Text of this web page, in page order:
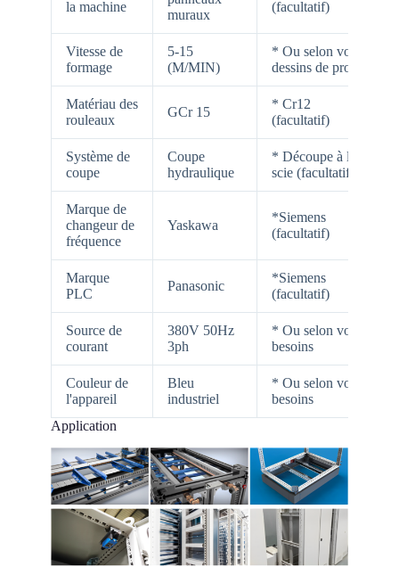
la machine
muraux
(facultatif)
Vitesse de
formage
5-15
(M/MIN)
* Ou selon vos
dessins de profil
Matériau des
rouleaux
GCr 15
* Cr12
(facultatif)
Système de
coupe
Coupe
hydraulique
* Découpe à la
scie (facultatif)
Marque de
changeur de
fréquence
Yaskawa
*Siemens
(facultatif)
Marque
PLC
Panasonic
*Siemens
(facultatif)
Source de
courant
380V 50Hz
3ph
* Ou selon vos
besoins
Couleur de
l'appareil
Bleu
industriel
* Ou selon vos
besoins
Application